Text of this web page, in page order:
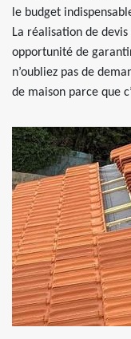
le budget
La réalisation de
opportunité de
n’oubliez pas de
de maison parce que